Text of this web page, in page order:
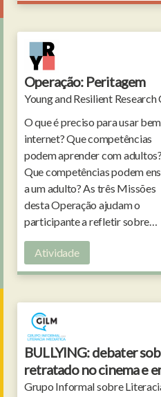
Operação: Peritagem
Young and Resilient
O que é preciso para usar
internet? Que competências
podem aprender com adultos?
Que competências podem
a um adulto? As três Missões
desta Operação ajudam o
participante a refletir sobre
competências digitais.
Atividade
BULLYING: debater
retratado no cinema e
Grupo Informal sobre